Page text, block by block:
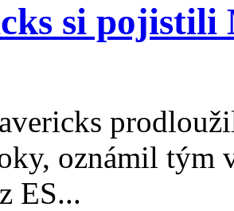
si pojistili
oznámil tým
ES...